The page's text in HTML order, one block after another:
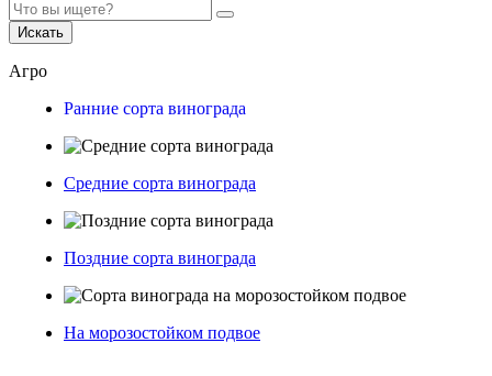
Искать
Агро
Ранние сорта винограда
Средние сорта винограда
Поздние сорта винограда
На морозостойком подвое